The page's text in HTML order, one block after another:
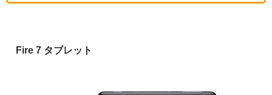
Fire 7 タブレット